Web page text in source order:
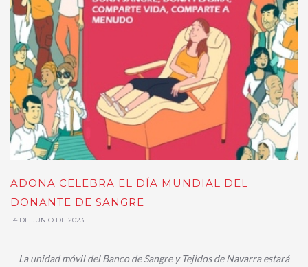
ADONA CELEBRA EL DÍA MUNDIAL DEL
DONANTE DE SANGRE
14 DE JUNIO DE 2023
La unidad móvil del Banco de Sangre y Tejidos de Navarra estará